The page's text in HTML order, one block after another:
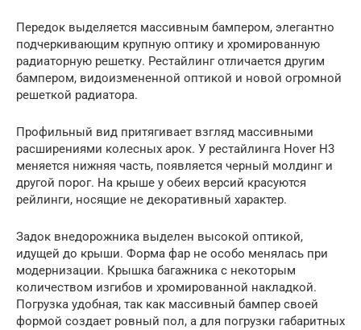
Передок выделяется массивным бампером, элегантно
подчеркивающим крупную оптику и хромированную
радиаторную решетку. Рестайлинг отличается другим
бампером, видоизмененной оптикой и новой огромной
решеткой радиатора.
Профильный вид притягивает взгляд массивными
расширениями колесных арок. У рестайлинга Hover H3
меняется нижняя часть, появляется черный молдинг и
другой порог. На крыше у обеих версий красуются
рейлинги, носящие не декоративный характер.
Задок внедорожника выделен высокой оптикой,
идущей до крыши. Форма фар не особо менялась при
модернизации. Крышка багажника с некоторым
количеством изгибов и хромированной накладкой.
Погрузка удобная, так как массивный бампер своей
формой создает ровный пол, а для погрузки габаритных